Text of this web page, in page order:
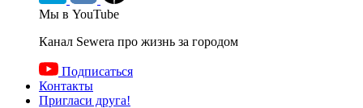
Мы в YouTube
Канал Sewera про жизнь за городом
Подписаться
Контакты
Пригласи друга!